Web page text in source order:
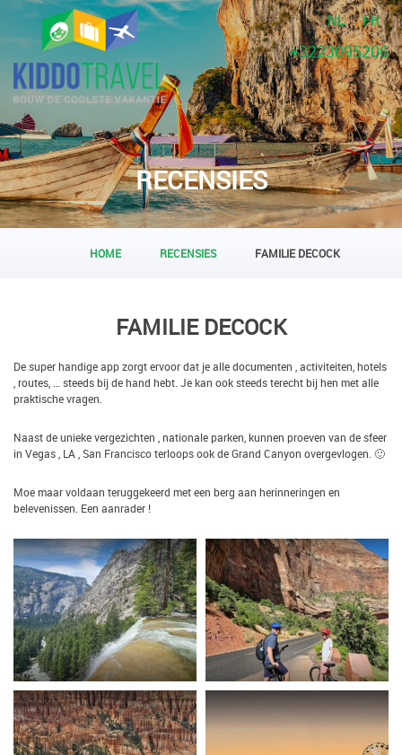
NL FR
+3223095206
RECENSIES
HOME RECENSIES FAMILIE DECOCK
FAMILIE DECOCK
De super handige app zorgt ervoor dat je alle documenten , activiteiten, hotels
, routes, … steeds bij de hand hebt. Je kan ook steeds terecht bij hen met alle
praktische vragen.
Naast de unieke vergezichten , nationale parken, kunnen proeven van de sfeer
in Vegas , LA , San Francisco terloops ook de Grand Canyon overgevlogen. 🙂
Moe maar voldaan teruggekeerd met een berg aan herinneringen en
belevenissen. Een aanrader !